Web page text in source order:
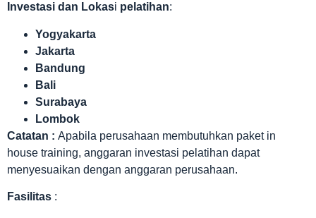
Investasi dan Lokasi pelatihan:
Yogyakarta
Jakarta
Bandung
Bali
Surabaya
Lombok
Catatan : Apabila perusahaan membutuhkan paket in
house training, anggaran investasi pelatihan dapat
menyesuaikan dengan anggaran perusahaan.
Fasilitas :